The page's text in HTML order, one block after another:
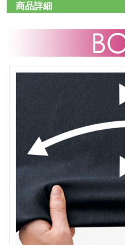
商品詳細